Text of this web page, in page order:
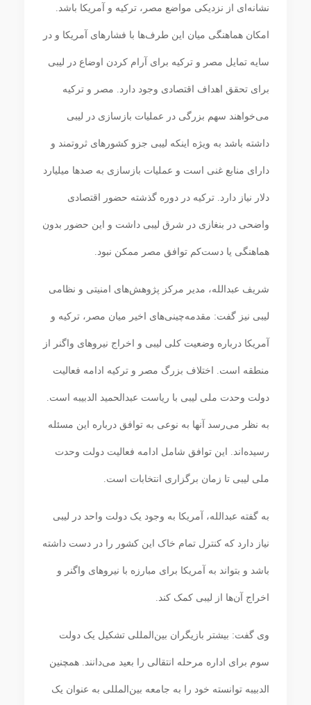
نشانه‌ای از نزدیکی مواضع مصر، ترکیه و آمریکا باشد.
امکان هماهنگی میان این طرف‌ها با فشارهای آمریکا و در
سایه تمایل مصر و ترکیه برای آرام کردن اوضاع در لیبی
برای تحقق اهداف اقتصادی وجود دارد. مصر و ترکیه
می‌خواهند سهم بزرگی در عملیات بازسازی در لیبی
داشته باشد به ویژه اینکه لیبی جزو کشورهای ثروتمند و
دارای منابع غنی است و عملیات بازسازی به صدها میلیارد
دلار نیاز دارد. ترکیه در دوره گذشته حضور اقتصادی
واضحی در بنغازی در شرق لیبی داشت و این حضور بدون
هماهنگی یا دست‌کم توافق مصر ممکن نبود.
شریف عبدالله، مدیر مرکز پژوهش‌های امنیتی و نظامی
لیبی نیز گفت: مقدمه‌چینی‌های اخیر میان مصر، ترکیه و
آمریکا درباره وضعیت کلی لیبی و اخراج نیروهای واگنر از
منطقه است. اختلاف بزرگ مصر و ترکیه ادامه فعالیت
دولت وحدت ملی لیبی با ریاست عبدالحمید الدبیبه است.
به نظر می‌رسد آنها به نوعی به توافق درباره این مسئله
رسیده‌اند. این توافق شامل ادامه فعالیت دولت وحدت
ملی لیبی تا زمان برگزاری انتخابات است.
به گفته عبدالله، آمریکا به وجود یک دولت واحد در لیبی
نیاز دارد که کنترل تمام خاک این کشور را در دست داشته
باشد و بتواند به آمریکا برای مبارزه با نیروهای واگنر و
اخراج آن‌ها از لیبی کمک کند.
وی گفت: بیشتر بازیگران بین‌المللی تشکیل یک دولت
سوم برای اداره مرحله انتقالی را بعید می‌دانند. همچنین
الدبیبه توانسته خود را به جامعه بین‌المللی به عنوان یک